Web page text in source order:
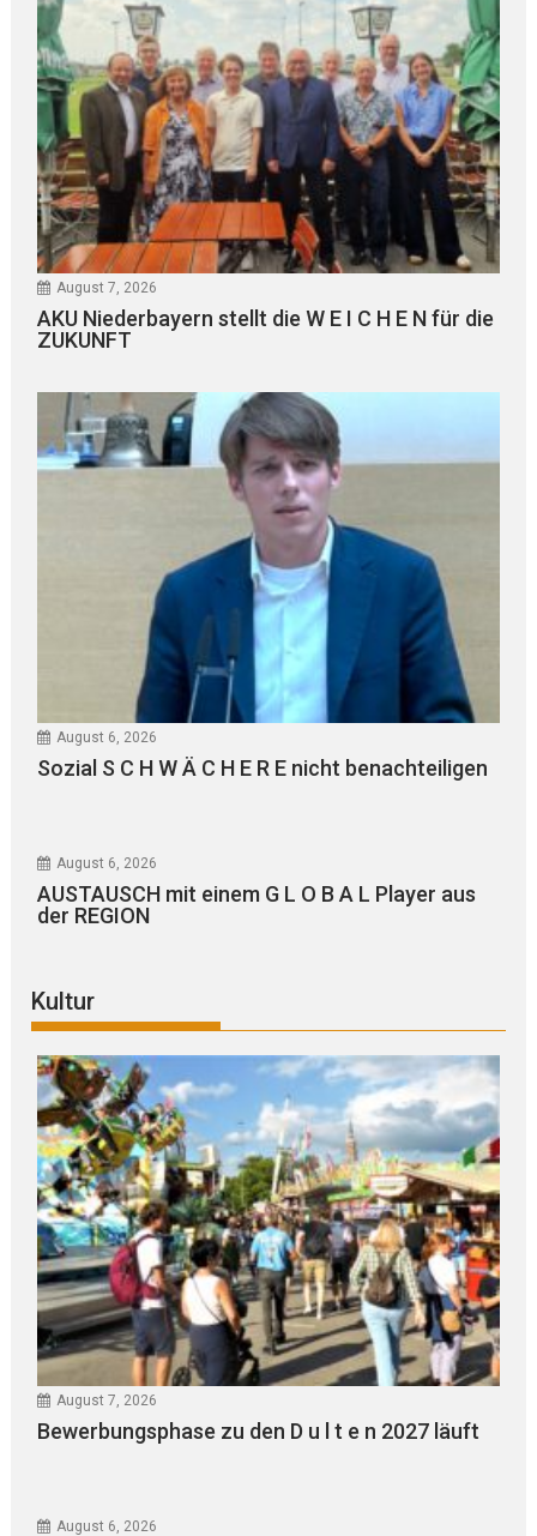
August 7, 2026
AKU Niederbayern stellt die W E I C H E N für die
ZUKUNFT
August 6, 2026
Sozial S C H W Ä C H E R E nicht benachteiligen
August 6, 2026
AUSTAUSCH mit einem G L O B A L Player aus
der REGION
Kultur
August 7, 2026
Bewerbungsphase zu den D u l t e n 2027 läuft
August 6, 2026